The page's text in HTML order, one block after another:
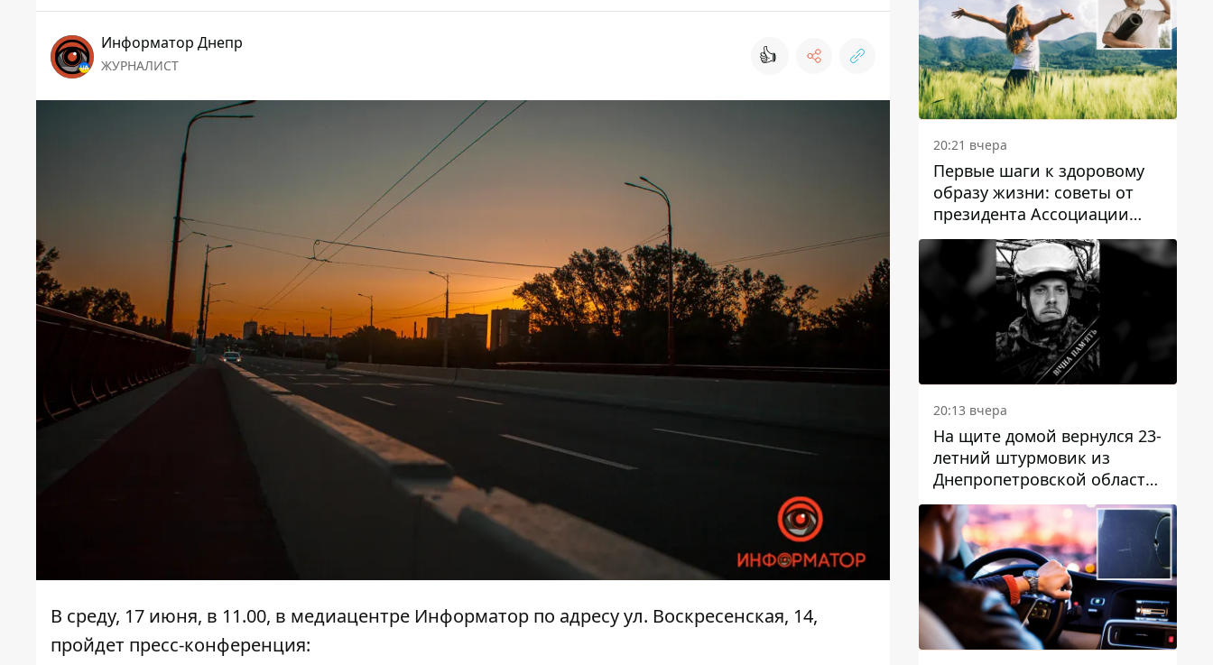
Информатор Днепр
ЖУРНАЛИСТ 👍
В среду, 17 июня, в 11.00, в медиацентре Информатор по адресу ул. Воскресенская, 14,
пройдет пресс-конференция:
20:21 вчера
Первые шаги к здоровому
образу жизни: советы от
президента Ассоциации
диетологов Украины
20:13 вчера
На щите домой вернулся 23-
летний штурмовик из
Днепропетровской области
Богдан Бескровный